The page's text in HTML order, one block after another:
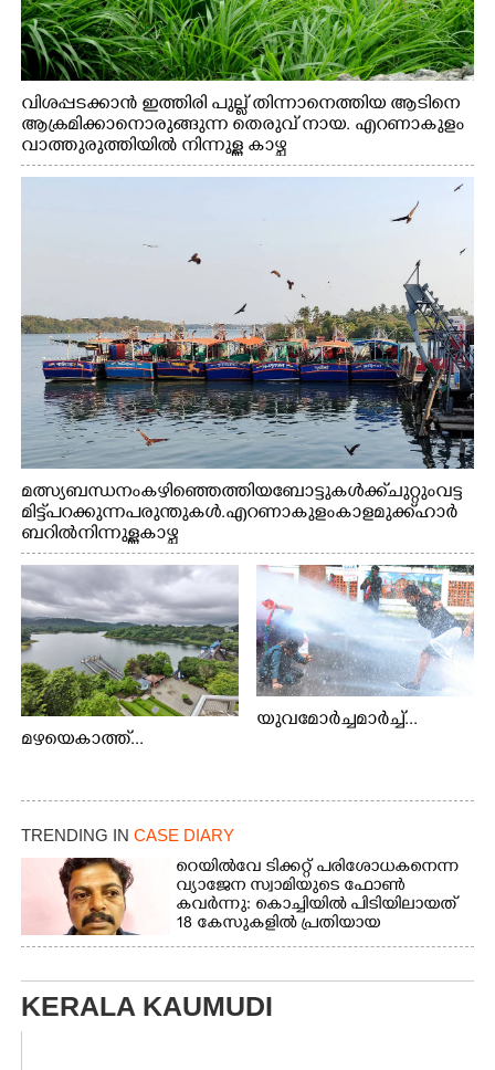
വിശപ്പടക്കാൻ ഇത്തിരി പുല്ല് തിന്നാനെത്തിയ ആടിനെ
ആക്രമിക്കാനൊരുങ്ങുന്ന തെരുവ് നായ. എറണാകുളം
വാത്തുരുത്തിയിൽ നിന്നുള്ള കാഴ്ച
മത്സ്യബന്ധനം കഴിഞ്ഞെത്തിയ ബോട്ടുകൾക്ക് ചുറ്റും വട്ട
മിട്ട് പറക്കുന്ന പരുന്തുകൾ. എറണാകുളം കാളമുക്ക് ഹാർ
ബറിൽ നിന്നുള്ള കാഴ്ച
മഴയെകാത്ത്...
യുവമോർച്ചമാർച്ച്...
TRENDING IN CASE DIARY
റെയിൽവേ ടിക്കറ്റ് പരിശോധകനെന്ന
വ്യാജേന സ്വാമിയുടെ ഫോൺ
കവർന്നു: കൊച്ചിയിൽ പിടിയിലായത്
18 കേസുകളിൽ പ്രതിയായ
തട്ടിപ്പുവീരൻ
KERALA KAUMUDI